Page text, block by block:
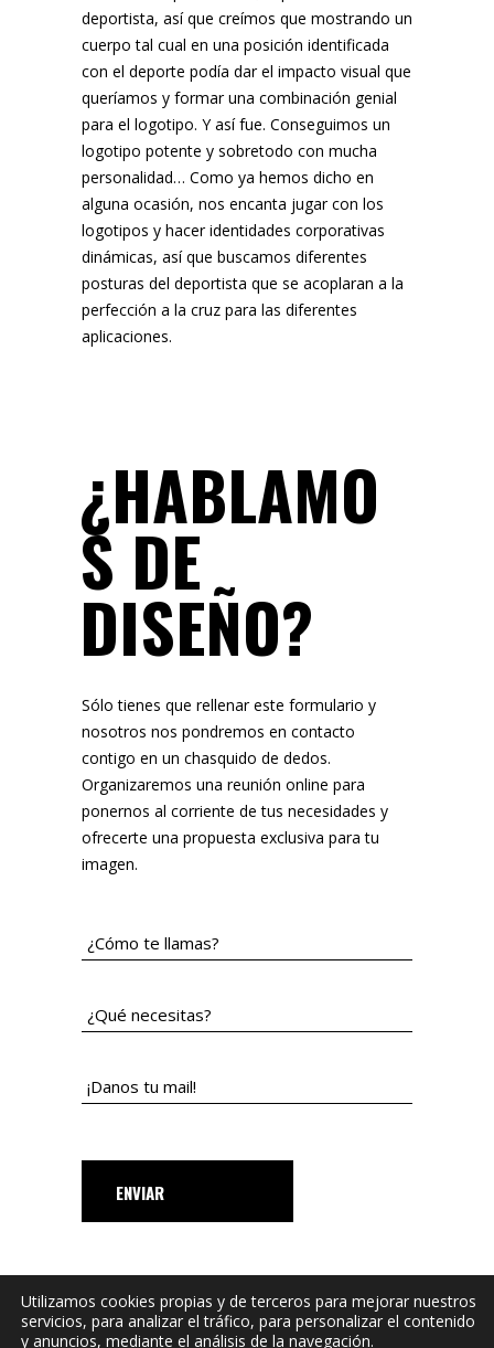
deportista, así que creímos que mostrando un
cuerpo tal cual en una posición identificada
con el deporte podía dar el impacto visual que
queríamos y formar una combinación genial
para el logotipo. Y así fue. Conseguimos un
logotipo potente y sobretodo con mucha
personalidad… Como ya hemos dicho en
alguna ocasión, nos encanta jugar con los
logotipos y hacer identidades corporativas
dinámicas, así que buscamos diferentes
posturas del deportista que se acoplaran a la
perfección a la cruz para las diferentes
aplicaciones.
¿HABLAMO
S DE
DISEÑO?
Sólo tienes que rellenar este formulario y
nosotros nos pondremos en contacto
contigo en un chasquido de dedos.
Organizaremos una reunión online para
ponernos al corriente de tus necesidades y
ofrecerte una propuesta exclusiva para tu
imagen.
ENVIAR
PREV PROJECT NEXT PROJECT
Utilizamos cookies propias y de terceros para mejorar nuestros
servicios, para analizar el tráfico, para personalizar el contenido
y anuncios, mediante el análisis de la navegación.